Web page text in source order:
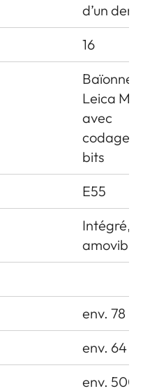
d’un demi
16
Leica M
avec
codage 6
bits
E55
Intégré,
amovible
env. 78
env. 64
env. 500